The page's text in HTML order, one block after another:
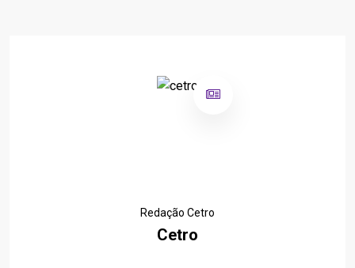
Redação Cetro
Cetro